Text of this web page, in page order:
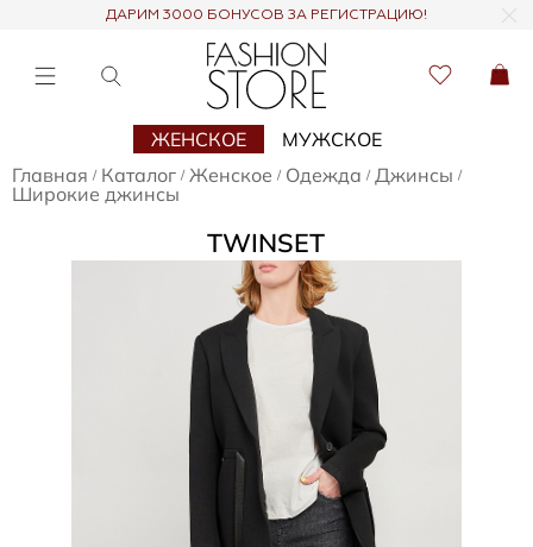
ДАРИМ 3000 БОНУСОВ ЗА РЕГИСТРАЦИЮ!
ЖЕНСКОЕ
МУЖСКОЕ
Главная / Каталог / Женское / Одежда / Джинсы /
Широкие джинсы
TWINSET